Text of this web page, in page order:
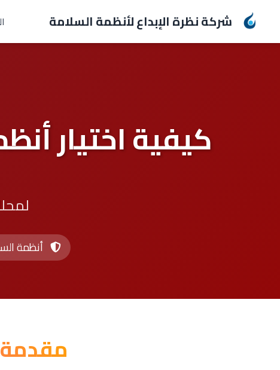
شركة نظرة الإبداع لأنظمة السلامة
أنظمة